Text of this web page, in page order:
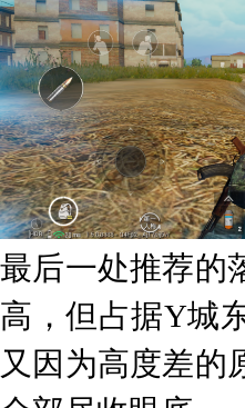
最后一处推荐的
高，但占据Y城
又因为高度差的